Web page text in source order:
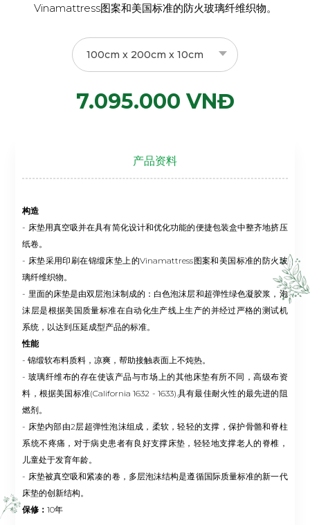
Vinamattress图案和美国标准的防火玻璃纤维织物。
100cm x 200cm x 10cm
7.095.000 VNĐ
产品资料
构造
- 床垫用真空吸并在具有简化设计和优化功能的便捷包装盒中整齐地挤压
纸卷。
- 床垫采用印刷在锦缎床垫上的Vinamattress图案和美国标准的防火玻
璃纤维织物。
- 里面的床垫是由双层泡沫制成的：白色泡沫层和超弹性绿色凝胶浆，泡
沫层是根据美国质量标准在自动化生产线上生产的并经过严格的测试机
系统，以达到压延成型产品的标准。
性能
- 锦缎软布料质料，凉爽，帮助接触表面上不炖热。
- 玻璃纤维布的存在使该产品与市场上的其他床垫有所不同，高级布资
料，根据美国标准(California 1632 - 1633).具有最佳耐火性的最先进的阻
燃剂。
- 床垫内部由2层超弹性泡沫组成，柔软，轻轻的支撑，保护骨骼和脊柱
系统不疼痛，对于病史患者有良好支撑床垫，轻轻地支撑老人的脊椎，
儿童处于发育年龄。
- 床垫被真空吸和紧凑的卷，多层泡沫结构是遵循国际质量标准的新一代
床垫的创新结构。
保修：10年